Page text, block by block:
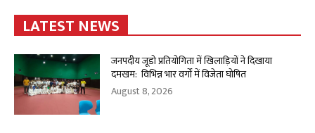
LATEST NEWS
जनपदीय जूडो प्रतियोगिता में खिलाड़ियों ने दिखाया
दमखम: विभिन्न भार वर्गों में विजेता घोषित
August 8, 2026